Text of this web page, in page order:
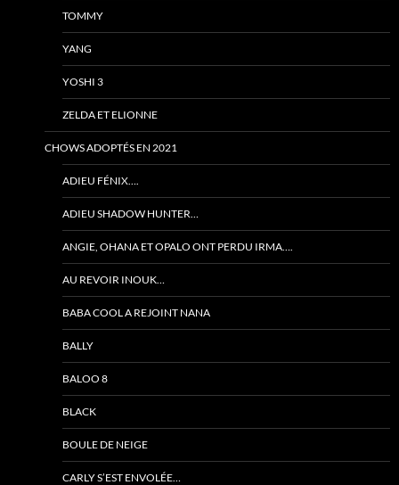
TOMMY
YANG
YOSHI 3
ZELDA ET ELIONNE
CHOWS ADOPTÉS EN 2021
ADIEU FÉNIX….
ADIEU SHADOW HUNTER…
ANGIE, OHANA ET OPALO ONT PERDU IRMA….
AU REVOIR INOUK…
BABA COOL A REJOINT NANA
BALLY
BALOO 8
BLACK
BOULE DE NEIGE
CARLY S’EST ENVOLÉE…